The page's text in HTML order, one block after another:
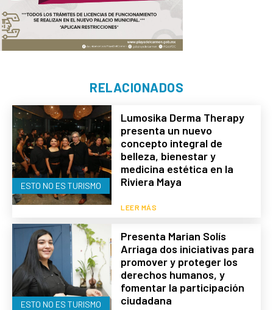
RELACIONADOS
ESTO NO ES TURISMO
Lumosika Derma Therapy
presenta un nuevo
concepto integral de
belleza, bienestar y
medicina estética en la
Riviera Maya
LEER MÁS
ESTO NO ES TURISMO
Presenta Marian Solís
Arriaga dos iniciativas para
promover y proteger los
derechos humanos, y
fomentar la participación
ciudadana